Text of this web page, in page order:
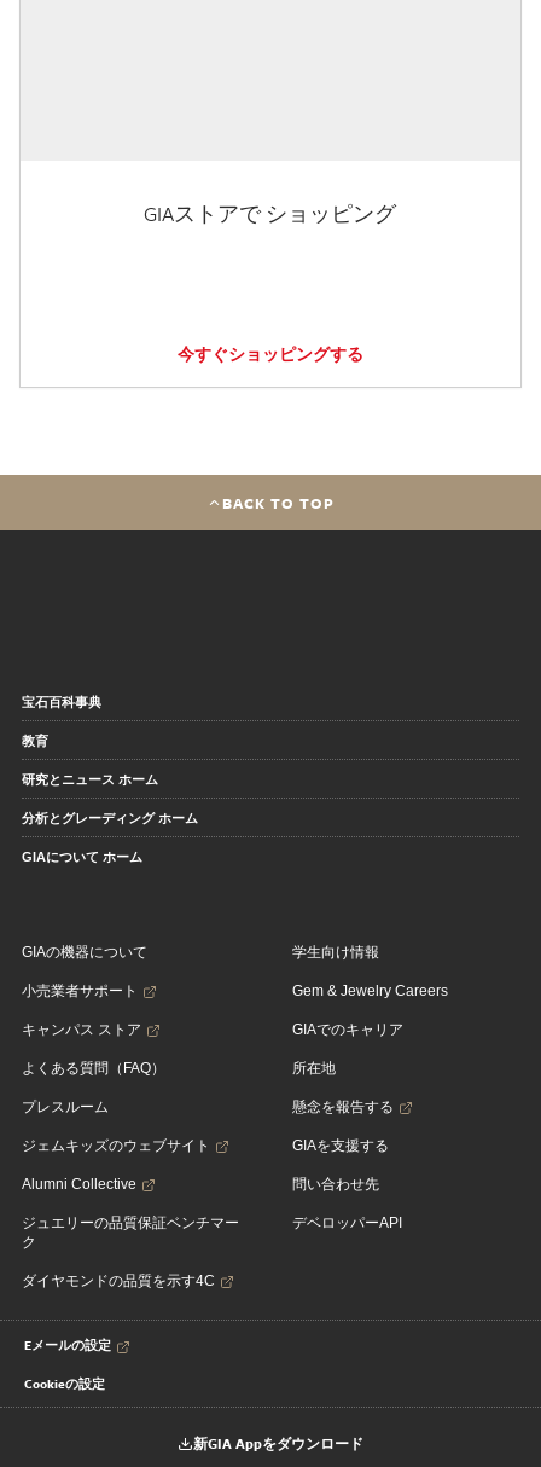
GIAストアで ショッピング
今すぐショッピングする
BACK TO TOP
宝石百科事典
教育
研究とニュース ホーム
分析とグレーディング ホーム
GIAについて ホーム
GIAの機器について
小売業者サポート
キャンパス ストア
よくある質問（FAQ）
プレスルーム
ジェムキッズのウェブサイト
Alumni Collective
ジュエリーの品質保証ベンチマー
ク
ダイヤモンドの品質を示す4C
学生向け情報
Gem & Jewelry Careers
GIAでのキャリア
所在地
懸念を報告する
GIAを支援する
問い合わせ先
デベロッパーAPI
Eメールの設定
Cookieの設定
新GIA Appをダウンロード